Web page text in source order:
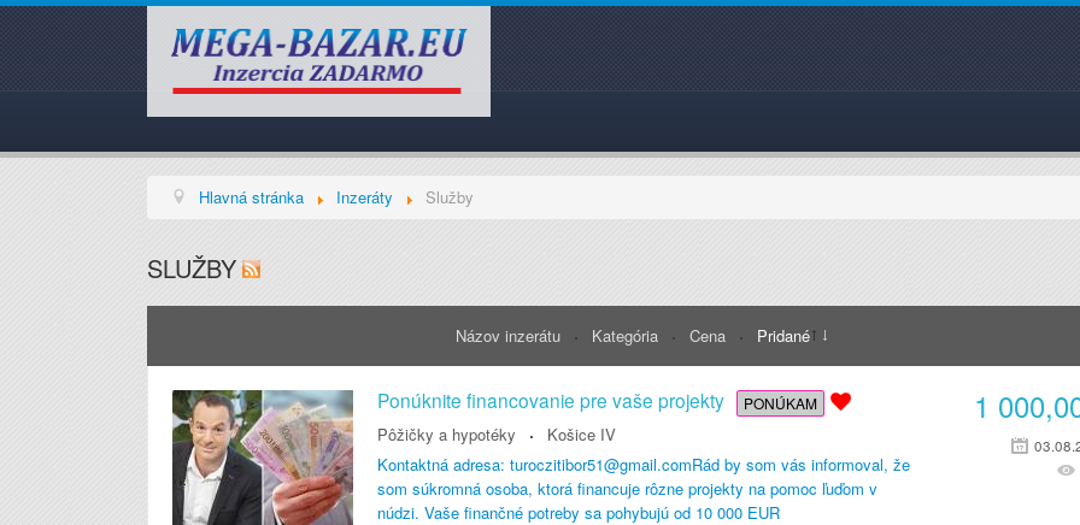
Hlavná stránka Inzeráty Služby
SLUŽBY
Názov inzerátu Kategória Cena Pridané
Ponúknite financovanie pre vaše projekty PONÚKAM
Pôžičky a hypotéky
Košice IV
Kontaktná adresa: turoczitibor51@gmail.comRád by som vás informoval, že
som súkromná osoba, ktorá financuje rôzne projekty na pomoc ľuďom v
núdzi. Vaše finančné potreby sa pohybujú od 10 000 EUR
1